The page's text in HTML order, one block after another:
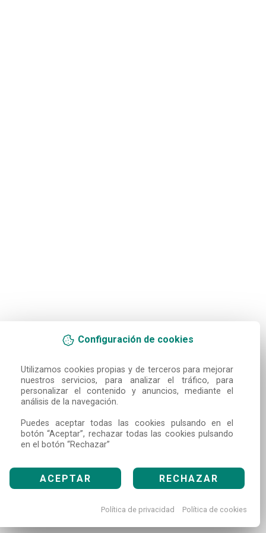
Configuración de cookies
Utilizamos cookies propias y de terceros para mejorar
nuestros servicios, para analizar el tráfico, para
personalizar el contenido y anuncios, mediante el
análisis de la navegación.
Puedes aceptar todas las cookies pulsando en el
botón “Aceptar”, rechazar todas las cookies pulsando
en el botón “Rechazar”
ACEPTAR RECHAZAR
Política de privacidad Política de cookies